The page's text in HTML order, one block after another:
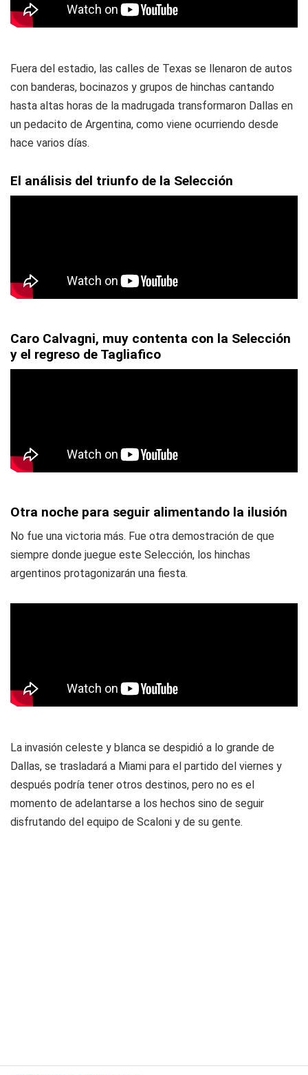
Fuera del estadio, las calles de Texas se llenaron de autos
con banderas, bocinazos y grupos de hinchas cantando
hasta altas horas de la madrugada transformaron Dallas en
un pedacito de Argentina, como viene ocurriendo desde
hace varios días.
El análisis del triunfo de la Selección
Caro Calvagni, muy contenta con la Selección
y el regreso de Tagliafico
Otra noche para seguir alimentando la ilusión
No fue una victoria más. Fue otra demostración de que
siempre donde juegue este Selección, los hinchas
argentinos protagonizarán una fiesta.
La invasión celeste y blanca se despidió a lo grande de
Dallas, se trasladará a Miami para el partido del viernes y
después podría tener otros destinos, pero no es el
momento de adelantarse a los hechos sino de seguir
disfrutando del equipo de Scaloni y de su gente.